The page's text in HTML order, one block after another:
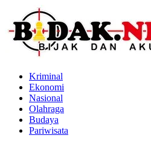
Kriminal
Ekonomi
Nasional
Olahraga
Budaya
Pariwisata